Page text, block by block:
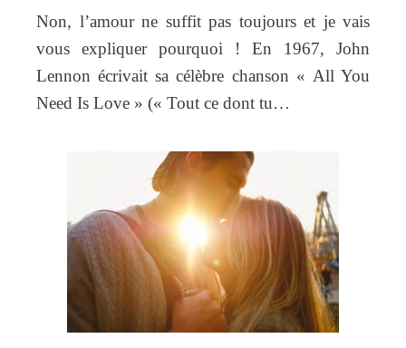
Non, l’amour ne suffit pas toujours et je vais
vous expliquer pourquoi ! En 1967, John
Lennon écrivait sa célèbre chanson « All You
Need Is Love » (« Tout ce dont tu…